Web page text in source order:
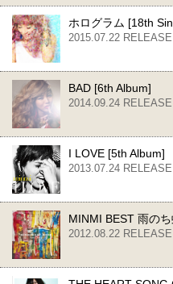
ホログラム [18th
2015.07.22 RELEASE
BAD [6th Album]
2014.09.24 RELEASE
I LOVE [5th Album]
2013.07.24 RELEASE
MINMI BEST 雨の
2012.08.22 RELEASE